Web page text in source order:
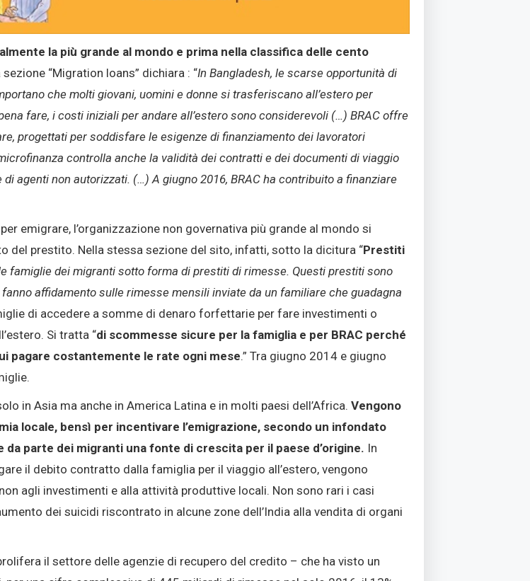
la più grande al mondo e prima nella classifica delle cento
“Migration loans” dichiara : “In Bangladesh, le scarse opportunità di
che molti giovani, uomini e donne si trasferiscano all’estero per
fare, i costi iniziali per andare all’estero sono considerevoli (…) BRAC offre
progettati per soddisfare le esigenze di finanziamento dei lavoratori
controlla anche la validità dei contratti e dei documenti di viaggio
agenti non autorizzati. (…) A giugno 2016, BRAC ha contribuito a finanziare
emigrare, l’organizzazione non governativa più grande al mondo si
del prestito. Nella stessa sezione del sito, infatti, sotto la dicitura “Prestiti
famiglie dei migranti sotto forma di prestiti di rimesse. Questi prestiti sono
affidamento sulle rimesse mensili inviate da un familiare che guadagna
di accedere a somme di denaro forfettarie per fare investimenti o
Si tratta “di scommesse sicure per la famiglia e per BRAC perché
pagare costantemente le rate ogni mese.” Tra giugno 2014 e giugno
in Asia ma anche in America Latina e in molti paesi dell’Africa.Vengono
locale, bensì per incentivare l’emigrazione, secondo un infondato
parte dei migranti una fonte di crescita per il paese d’origine. In
il debito contratto dalla famiglia per il viaggio all’estero, vengono
agli investimenti e alla attività produttive locali. Non sono rari i casi
dei suicidi riscontrato in alcune zone dell’India alla vendita di organi
il settore delle agenzie di recupero del credito – che ha visto un